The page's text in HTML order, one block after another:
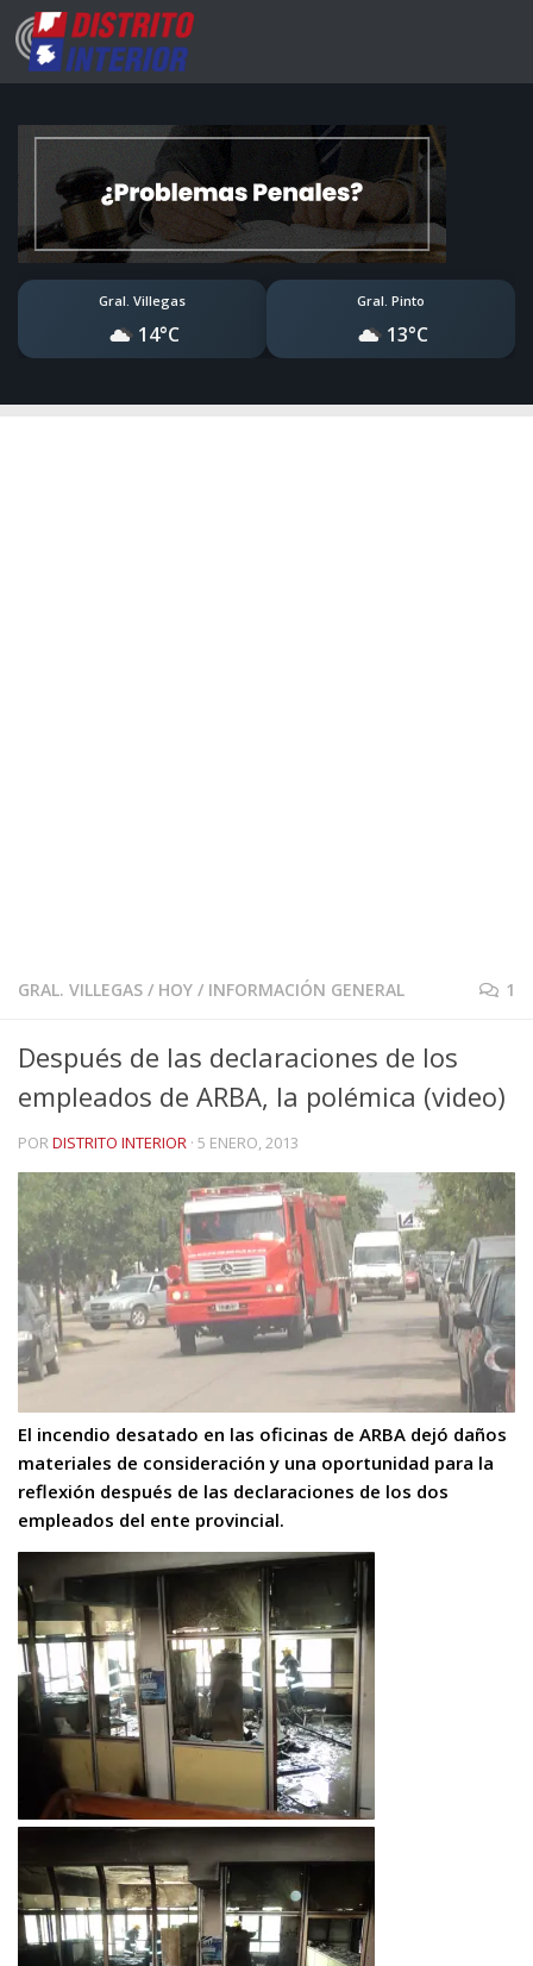
Gral. Villegas
14°C
Gral. Pinto
13°C
GRAL. VILLEGAS / HOY / INFORMACIÓN GENERAL 1
Después de las declaraciones de los
empleados de ARBA, la polémica (video)
PORDISTRITO INTERIOR · 5 ENERO, 2013
El incendio desatado en las oficinas de ARBA dejó daños
materiales de consideración y una oportunidad para la
reflexión después de las declaraciones de los dos
empleados del ente provincial.